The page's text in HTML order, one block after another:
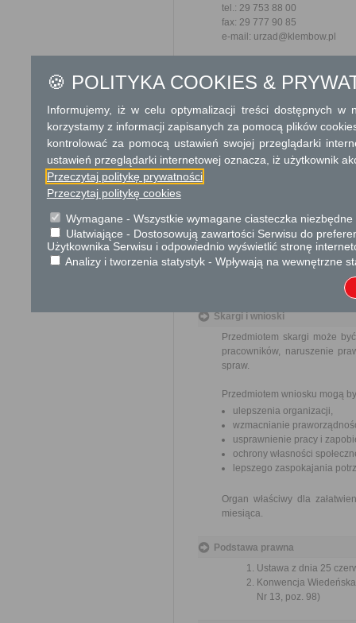
tel.: 29 753 88 00
fax: 29 777 90 85
e-mail: urzad@klembow.pl
Pon: 8:00 - 17:00
Pt: 8:00 - 15:00
Dodatkowe
Opłata
Opłata skarbowa w
jego odpis, wypis lub kopię.
Tryb odwoławczy
Skargi i wnioski
Przedmiotem skargi może
pracowników, naruszenie
spraw.
Przedmiotem wniosku mogą
ulepszenia organizacji,
wzmacnianie
usprawnienie pracy i
ochrony własności
lepszego zaspokajania
Organ właściwy dla
miesiąca.
Podstawa prawna
Ustawa z dnia 25
Konwencja
Nr 13, poz. 98)
🍪 POLITYKA COOKIES &
Informujemy, iż w celu optymalizacji treści dostępnych w
korzystamy z informacji zapisanych za pomocą plików
kontrolować za pomocą ustawień swojej przeglądarki
ustawień przeglądarki internetowej oznacza, iż użytkownik
Przeczytaj politykę prywatności
Przeczytaj politykę cookies
Wymagane - Wszystkie wymagane ciasteczka
Ułatwiające - Dostosowują zawartości Serwisu do
Użytkownika Serwisu i odpowiednio wyświetlić stronę
Analizy i tworzenia statystyk - Wpływają na wewnętrzne